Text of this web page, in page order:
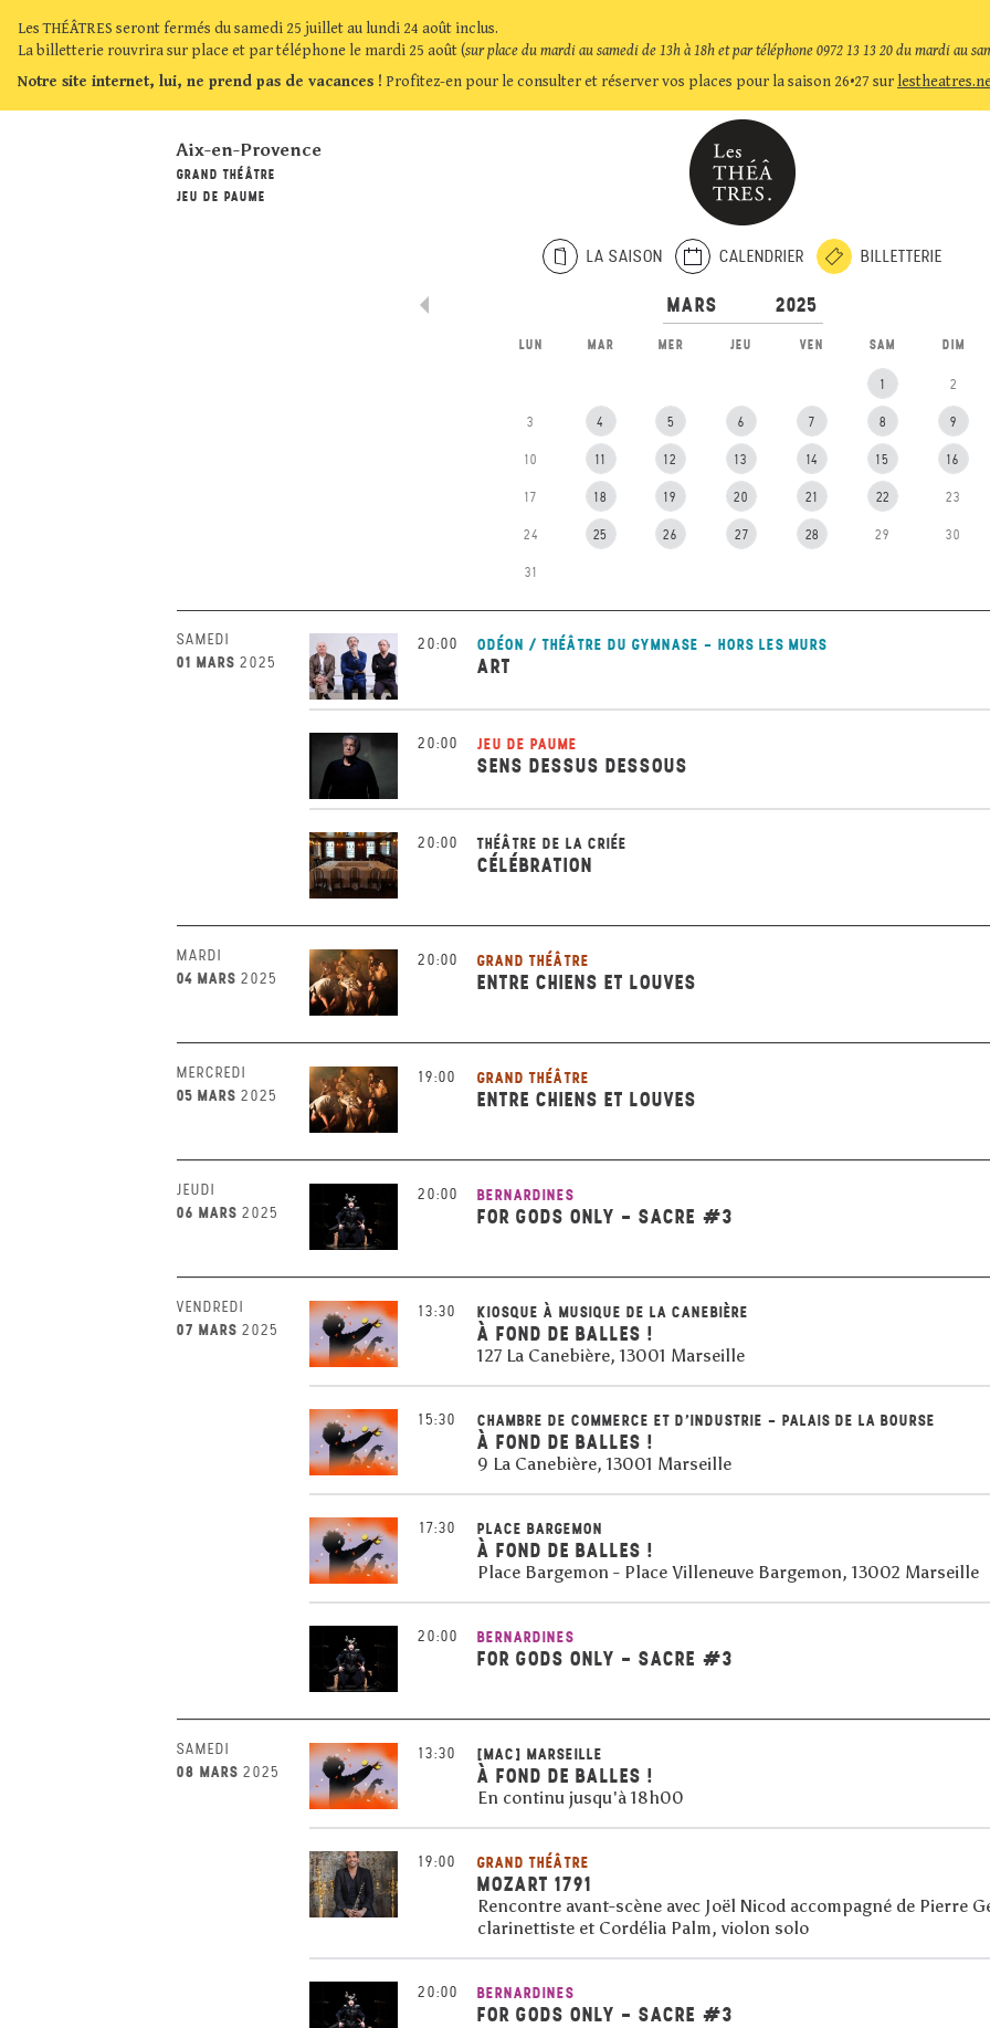
Les THÉÂTRES seront fermés du samedi 25 juillet au lundi 24 août inclus.
La billetterie rouvrira sur place et par téléphone le mardi 25 août (sur place du mardi au samedi de 13h à 18h et par téléphone 0972 13 13 20 du mardi au
Notre site internet, lui, ne prend pas de vacances ! Profitez-en pour le consulter et réserver vos places pour la saison 26•27 sur
Aix-en-Provence
GRAND THÉÂTRE
JEU DE PAUME
LA SAISON CALENDRIER BILLETTERIE
LUN MAR MER JEU VEN SAM DIM
1 2
3 4 5 6 7 8 9
10 11 12 13 14 15 16
17 18 19 20 21 22 23
24 25 26 27 28 29 30
31
SAMEDI
01 MARS 2025
20:00 ODÉON / THÉÂTRE DU GYMNASE - HORS LES MURS
ART
20:00 JEU DE PAUME
SENS DESSUS DESSOUS
20:00 THÉÂTRE DE LA CRIÉE
CÉLÉBRATION
MARDI
04 MARS 2025
20:00 GRAND THÉÂTRE
ENTRE CHIENS ET LOUVES
MERCREDI
05 MARS 2025
19:00 GRAND THÉÂTRE
ENTRE CHIENS ET LOUVES
JEUDI
06 MARS 2025
20:00 BERNARDINES
FOR GODS ONLY - SACRE #3
VENDREDI
07 MARS 2025
13:30 KIOSQUE À MUSIQUE DE LA CANEBIÈRE
À FOND DE BALLES !
127 La Canebière, 13001 Marseille
15:30 CHAMBRE DE COMMERCE ET D’INDUSTRIE - PALAIS DE LA BOURSE
À FOND DE BALLES !
9 La Canebière, 13001 Marseille
17:30 PLACE BARGEMON
À FOND DE BALLES !
Place Bargemon - Place Villeneuve Bargemon, 13002 Marseille
20:00 BERNARDINES
FOR GODS ONLY - SACRE #3
SAMEDI
08 MARS 2025
13:30 [MAC] MARSEILLE
À FOND DE BALLES !
En continu jusqu'à 18h00
19:00 GRAND THÉÂTRE
MOZART 1791
Rencontre avant-scène avec Joël Nicod accompagné de Pierre
clarinettiste et Cordélia Palm, violon solo
20:00 BERNARDINES
FOR GODS ONLY - SACRE #3